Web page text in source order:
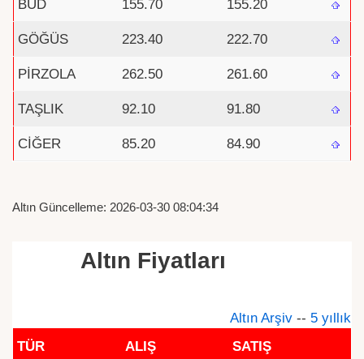
BUD 155.70 155.20
GÖĞÜS 223.40 222.70
PİRZOLA 262.50 261.60
TAŞLIK 92.10 91.80
CİĞER 85.20 84.90
Altın Güncelleme: 2026-03-30 08:04:34
Altın Fiyatları
Altın Arşiv -- 5 yıllık
TÜR
ALIŞ SATIŞ